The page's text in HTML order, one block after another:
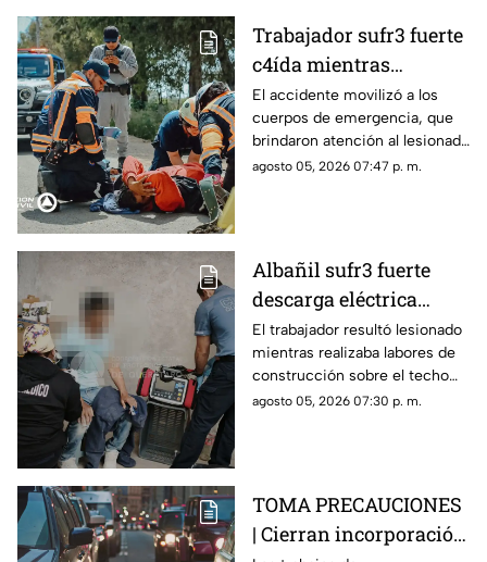
Trabajador sufr3 fuerte
c4ída mientras
trabajaba en Guadalupe
La Venta
El accidente movilizó a los
cuerpos de emergencia, que
brindaron atención al lesionado
antes de trasladarlo a un
agosto 05, 2026 07:47 p. m.
Albañil sufr3 fuerte
descarga eléctrica
mientras trabajaba en
una azotea de San José
Buenavista
El trabajador resultó lesionado
mientras realizaba labores de
construcción sobre el techo
de una vivienda y tuvo que
agosto 05, 2026 07:30 p. m.
TOMA PRECAUCIONES
| Cierran incorporación